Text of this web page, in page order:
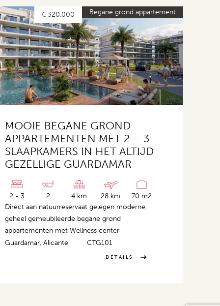
Begane grond appartement
€ 320.000
MOOIE BEGANE GROND
APPARTEMENTEN MET 2 – 3
SLAAPKAMERS IN HET ALTIJD
GEZELLIGE GUARDAMAR
2 - 3 2 4 km 28 km
70 m2
Direct aan natuurreservaat gelegen moderne,
geheel gemeubileerde begane grond
appartementen met Wellness center
Guardamar, Alicante
CTG101
DETAILS